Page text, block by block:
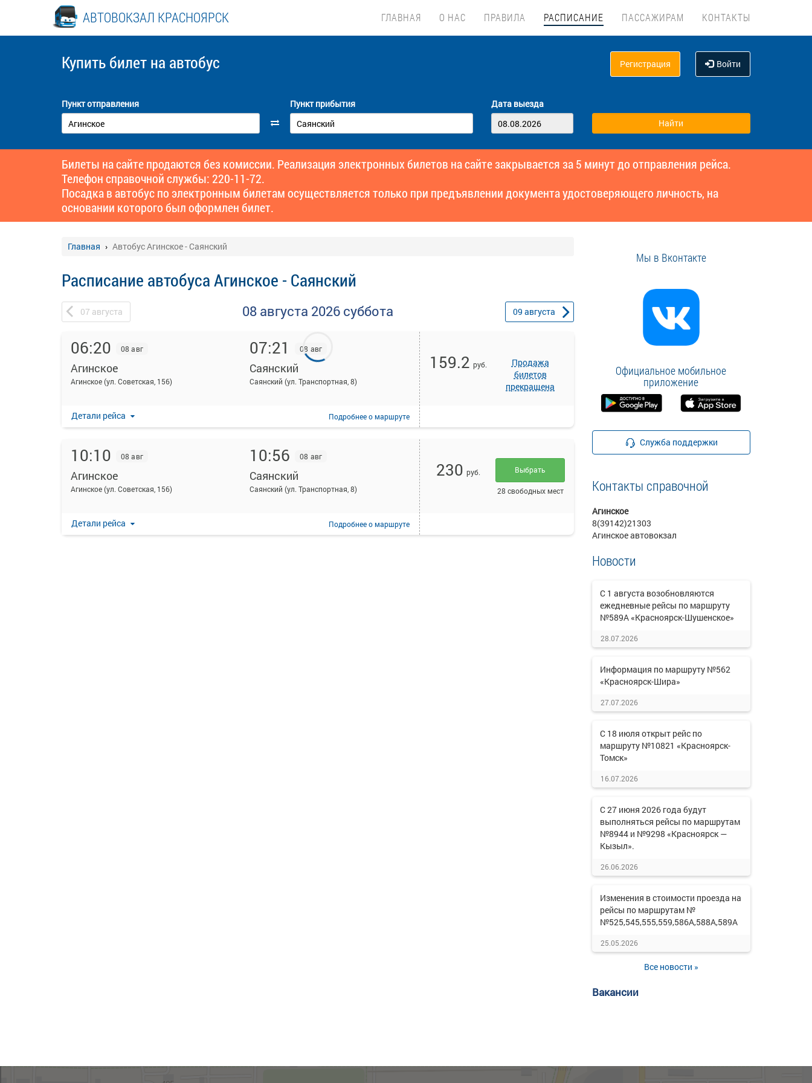
АВТОВОКЗАЛ КРАСНОЯРСК ГЛАВНАЯ О НАС ПРАВИЛА РАСПИСАНИЕ ПАССАЖИРАМ КОНТАКТЫ
Купить билет на автобус Регистрация Войти
Пункт отправления Пункт прибытия Дата выезда
Билеты на сайте продаются без комиссии. Реализация электронных билетов на сайте закрывается за 5 минут до отправления рейса.
Телефон справочной службы: 220-11-72.
Посадка в автобус по электронным билетам осуществляется только при предъявлении документа удостоверяющего личность, на
основании которого был оформлен билет.
Главная Автобус Агинское - Саянский
Расписание автобуса Агинское - Саянский
07 августа 08 августа 2026 суббота 09 августа
06:20 08 авг
Агинское
Агинское (ул. Советская, 156)
07:21 08 авг
Саянский
Саянский (ул. Транспортная, 8)
Детали рейса Подробнеео маршруте
159.2 руб.
Продажа
билетов
прекращена
10:10 08 авг
Агинское
Агинское (ул. Советская, 156)
10:56 08 авг
Саянский
Саянский (ул. Транспортная, 8)
Детали рейса Подробнеео маршруте
230 руб. Выбрать
28 свободных мест
Мы в Вконтакте
Официальное мобильное
приложение
Служба поддержки
Контакты справочной
Агинское
8(39142)21303
Агинское автовокзал
Новости
С 1 августа возобновляются
ежедневные рейсы по маршруту
№589А «Красноярск-Шушенское»
28.07.2026
Информация по маршруту №562
«Красноярск-Шира»
27.07.2026
С 18 июля открыт рейс по
маршруту №10821 «Красноярск-
Томск»
16.07.2026
С 27 июня 2026 года будут
выполняться рейсы по маршрутам
№8944 и №9298 «Красноярск —
Кызыл».
26.06.2026
Изменения в стоимости проезда на
рейсы по маршрутам №
№525,545,555,559,586А,588А,589А
25.05.2026
Все новости »
Вакансии